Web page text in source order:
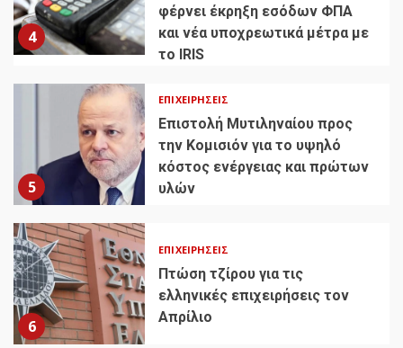
4
φέρνει έκρηξη εσόδων ΦΠΑ
και νέα υποχρεωτικά μέτρα με
το IRIS
5
ΕΠΙΧΕΙΡΉΣΕΙΣ
Επιστολή Μυτιληναίου προς
την Κομισιόν για το υψηλό
κόστος ενέργειας και πρώτων
υλών
6
ΕΠΙΧΕΙΡΉΣΕΙΣ
Πτώση τζίρου για τις
ελληνικές επιχειρήσεις τον
Απρίλιο